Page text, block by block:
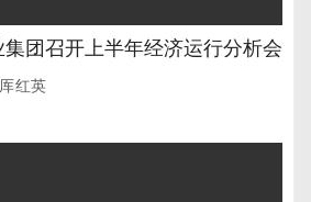
团召开上半年经济运行分析会
厍红英